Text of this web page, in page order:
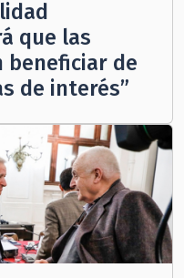
que las
beneficiar de
de interés”